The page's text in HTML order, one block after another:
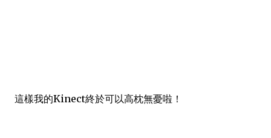
這樣我的Kinect終於可以高枕無憂啦！